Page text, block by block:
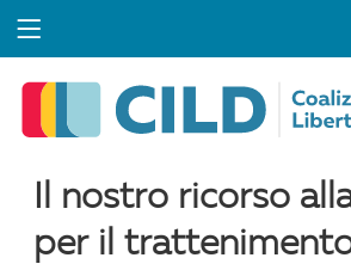
Il nostro ricorso
per il